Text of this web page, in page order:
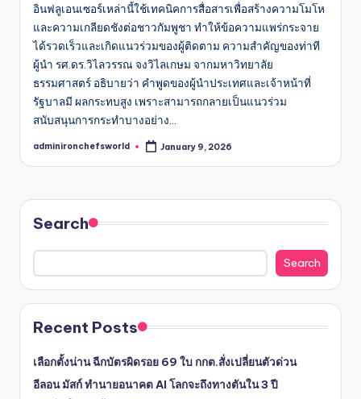
อินฟลูเอนเซอร์เหล่านี้ใช้เทคนิคการสื่อสารเพื่อสร้างความโมโห
และความเกลียดชังต่อชาวกัมพูชา ทำให้ข้อความแพร่กระจาย
ได้รวดเร็วและเกิดแนวร่วมของผู้ติดตาม ความสำคัญของท่าที
ผู้นำ รศ.ดร.วิไลวรรณ จงวิไลเกษม จากมหาวิทยาลัย
ธรรมศาสตร์ อธิบายว่า คำพูดของผู้นำประเทศและเจ้าหน้าที่
รัฐบาลมี ผลกระทบสูง เพราะสามารถกลายเป็นแนวร่วม
สนับสนุนการกระทำบางอย่าง…
Posted
adminironchefsworld January 9, 2026
Search
Search
Recent Posts
เลือกตั้งน่าน ฉีกบัตรผิดรอย 69 ใบ กกต.สั่งเปลี่ยนตัวด่วน
อีลอน มัสก์ ทำนายอนาคต AI โลกจะถึงทางตันใน 3 ปี